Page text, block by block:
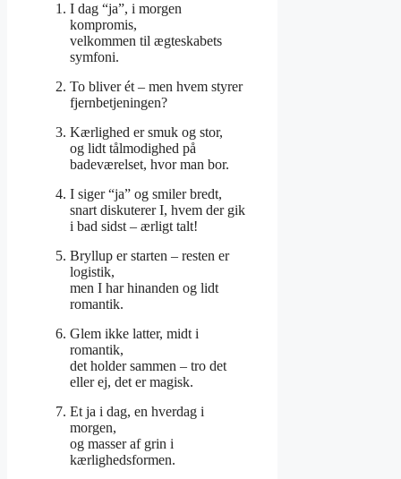
I dag “ja”, i morgen
kompromis,
velkommen til ægteskabets
symfoni.
To bliver ét – men hvem styrer
fjernbetjeningen?
Kærlighed er smuk og stor,
og lidt tålmodighed på
badeværelset, hvor man bor.
I siger “ja” og smiler bredt,
snart diskuterer I, hvem der gik
i bad sidst – ærligt talt!
Bryllup er starten – resten er
logistik,
men I har hinanden og lidt
romantik.
Glem ikke latter, midt i
romantik,
det holder sammen – tro det
eller ej, det er magisk.
Et ja i dag, en hverdag i
morgen,
og masser af grin i
kærlighedsformen.